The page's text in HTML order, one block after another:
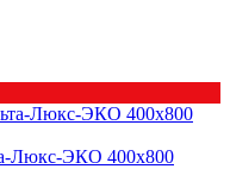
Люкс-ЭКО 400х800